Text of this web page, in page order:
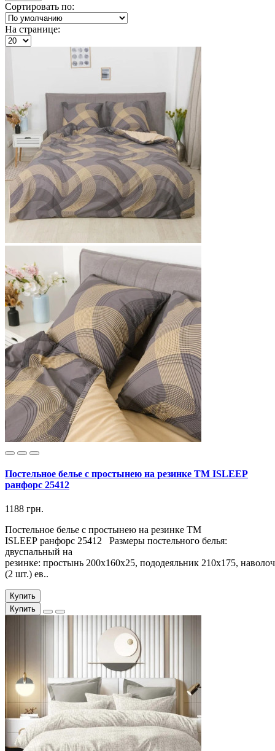
Сортировать по:
На странице:
Постельное белье с простынею на резинке ТМ ISLEEP
ранфорс 25412
1188 грн.
Постельное белье с простынею на резинке ТМ
ISLEEP ранфорс 25412 Размеры постельного белья:
двуспальный на
резинке: простынь 200х160х25, пододеяльник 210х175,
(2 шт.) ев..
Купить
Купить